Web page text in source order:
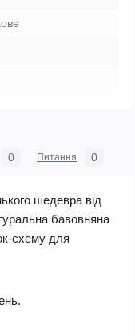
0 Питання 0
шедевра від
бавовняна
схему для